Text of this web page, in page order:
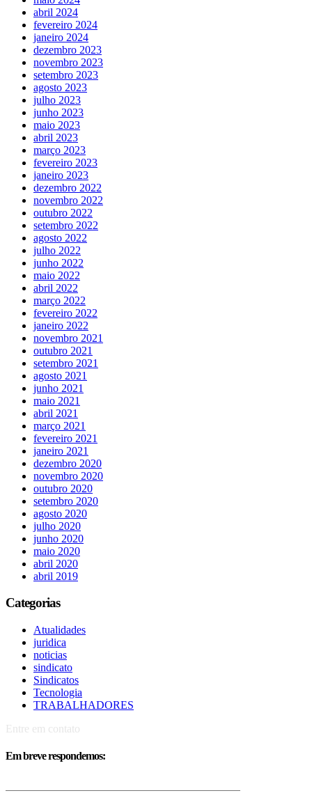
abril 2024
fevereiro 2024
janeiro 2024
dezembro 2023
novembro 2023
setembro 2023
agosto 2023
julho 2023
junho 2023
maio 2023
abril 2023
março 2023
fevereiro 2023
janeiro 2023
dezembro 2022
novembro 2022
outubro 2022
setembro 2022
agosto 2022
julho 2022
junho 2022
maio 2022
abril 2022
março 2022
fevereiro 2022
janeiro 2022
novembro 2021
outubro 2021
setembro 2021
agosto 2021
junho 2021
maio 2021
abril 2021
março 2021
fevereiro 2021
janeiro 2021
dezembro 2020
novembro 2020
outubro 2020
setembro 2020
agosto 2020
julho 2020
junho 2020
maio 2020
abril 2020
abril 2019
Categorias
Atualidades
juridica
noticias
sindicato
Sindicatos
Tecnologia
TRABALHADORES
Entre em contato
Em breve respondemos: